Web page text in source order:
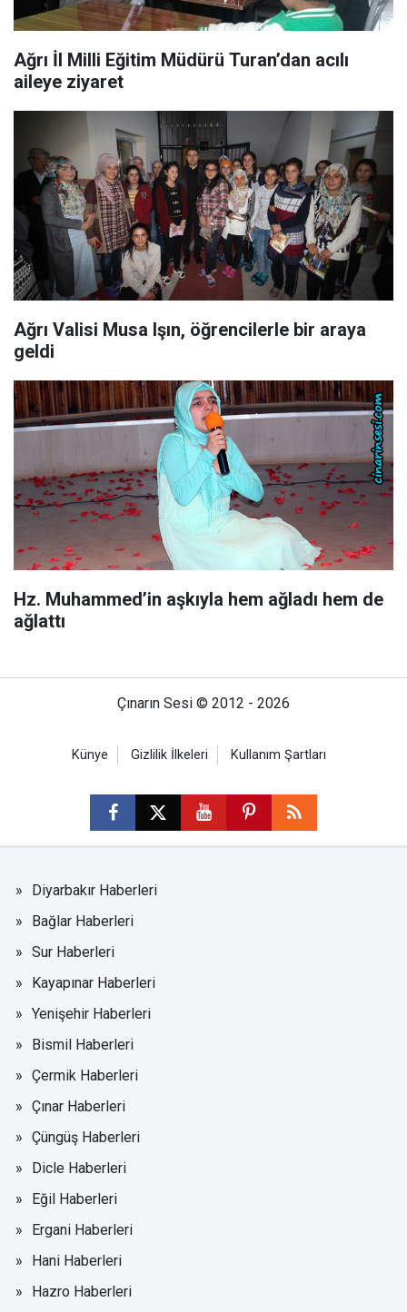
​Ağrı İl Milli Eğitim Müdürü Turan’dan acılı
aileye ziyaret
Ağrı Valisi Musa Işın, öğrencilerle bir araya
geldi
Hz. Muhammed’in aşkıyla hem ağladı hem de
ağlattı
Çınarın Sesi © 2012 - 2026
Künye Gizlilik İlkeleri Kullanım Şartları
Diyarbakır Haberleri
Bağlar Haberleri
Sur Haberleri
Kayapınar Haberleri
Yenişehir Haberleri
Bismil Haberleri
Çermik Haberleri
Çınar Haberleri
Çüngüş Haberleri
Dicle Haberleri
Eğil Haberleri
Ergani Haberleri
Hani Haberleri
Hazro Haberleri